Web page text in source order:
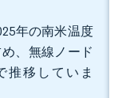
年の南米温度
、無線ノード
推移していま